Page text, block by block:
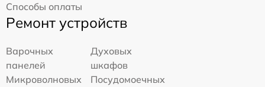
Способы оплаты
Ремонт устройств
Варочных
панелей
Духовых
шкафов
Микроволновых
Посудомоечных